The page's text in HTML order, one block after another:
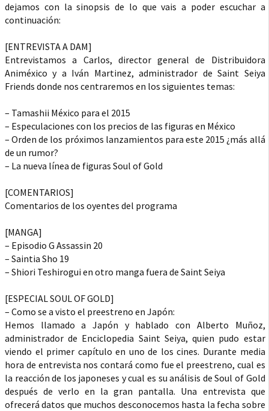
dejamos con la sinopsis de lo que vais a poder escuchar a
continuación:
[ENTREVISTA A DAM]
Entrevistamos a Carlos, director general de Distribuidora
Animéxico y a Iván Martinez, administrador de Saint Seiya
Friends donde nos centraremos en los siguientes temas:
– Tamashii México para el 2015
– Especulaciones con los precios de las figuras en México
– Orden de los próximos lanzamientos para este 2015 ¿más allá
de un rumor?
– La nueva línea de figuras Soul of Gold
[COMENTARIOS]
Comentarios de los oyentes del programa
[MANGA]
– Episodio G Assassin 20
– Saintia Sho 19
– Shiori Teshirogui en otro manga fuera de Saint Seiya
[ESPECIAL SOUL OF GOLD]
– Como se a visto el preestreno en Japón:
Hemos llamado a Japón y hablado con Alberto Muñoz,
administrador de Enciclopedia Saint Seiya, quien pudo estar
viendo el primer capítulo en uno de los cines. Durante media
hora de entrevista nos contará como fue el preestreno, cual es
la reacción de los japoneses y cual es su análisis de Soul of Gold
después de verlo en la gran pantalla. Una entrevista que
ofrecerá datos que muchos desconocemos hasta la fecha sobre